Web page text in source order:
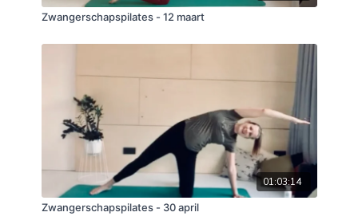
Zwangerschapspilates - 12 maart
01:03:14
Zwangerschapspilates - 30 april